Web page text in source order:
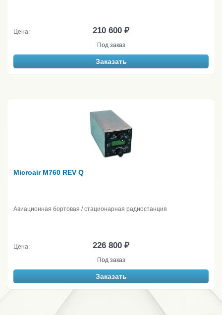
Цена: 210 600 ₽
Под заказ
Заказать
Microair M760 REV Q
Авиационная бортовая / стационарная радиостанция
Цена: 226 800 ₽
Под заказ
Заказать